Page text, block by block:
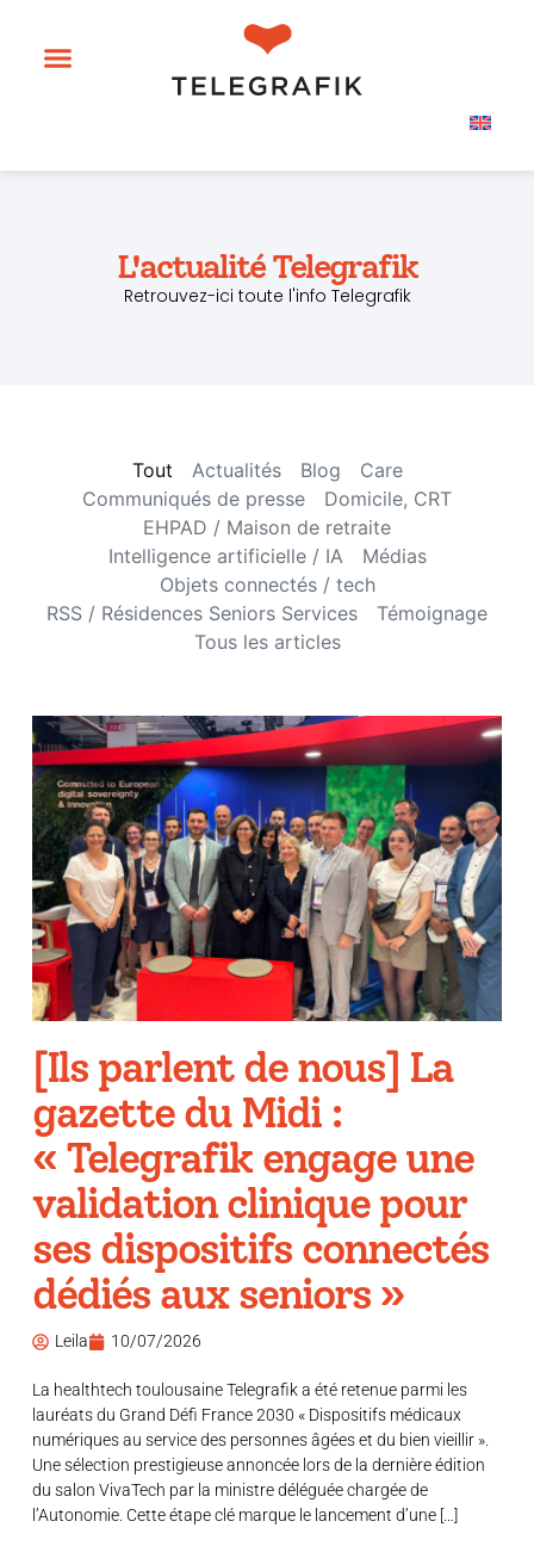
L'actualité Telegrafik
Retrouvez-ici toute l'info Telegrafik
Actualités Blog
Care
Communiqués de presse
Domicile, CRT
EHPAD / Maison de retraite
Intelligence artificielle / IA
Médias
Objets connectés / tech
RSS / Résidences Seniors Services
Témoignage
Tous les articles
Tout
[Ils parlent de nous] La
gazette du Midi :
« Telegrafik engage une
validation clinique pour
ses dispositifs connectés
dédiés aux seniors »
Leila 10/07/2026
La healthtech toulousaine Telegrafik a été retenue parmi les
lauréats du Grand Défi France 2030 « Dispositifs médicaux
numériques au service des personnes âgées et du bien vieillir ».
Une sélection prestigieuse annoncée lors de la dernière édition
du salon VivaTech par la ministre déléguée chargée de
l’Autonomie. Cette étape clé marque le lancement d’une […]